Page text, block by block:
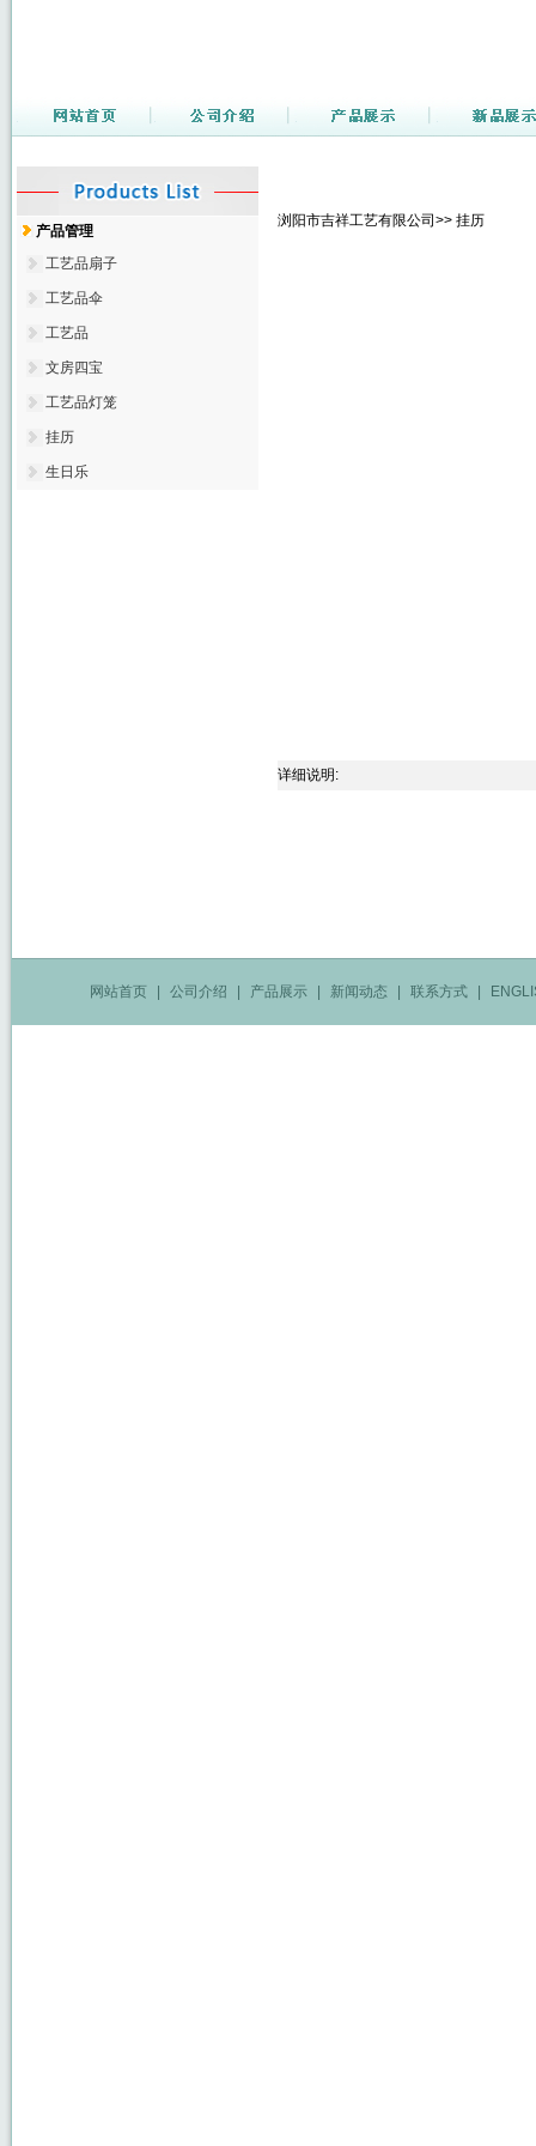
产品管理
工艺品扇子
工艺品伞
工艺品
文房四宝
工艺品灯笼
挂历
生日乐
浏阳市吉祥工艺有限公司>> 挂历
详细说明:
网站首页 公司介绍 产品展示 新闻动态 联系方式